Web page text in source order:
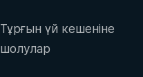
Тұрғын үй кешеніне
шолулар